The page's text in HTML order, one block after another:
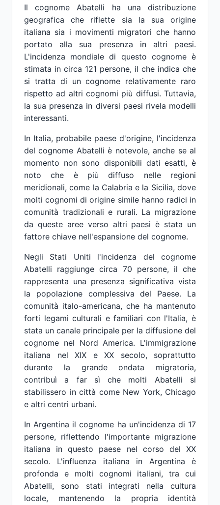
Il cognome Abatelli ha una distribuzione
geografica che riflette sia la sua origine
italiana sia i movimenti migratori che hanno
portato alla sua presenza in altri paesi.
L'incidenza mondiale di questo cognome è
stimata in circa 121 persone, il che indica che
si tratta di un cognome relativamente raro
rispetto ad altri cognomi più diffusi. Tuttavia,
la sua presenza in diversi paesi rivela modelli
interessanti.
In Italia, probabile paese d'origine, l'incidenza
del cognome Abatelli è notevole, anche se al
momento non sono disponibili dati esatti, è
noto che è più diffuso nelle regioni
meridionali, come la Calabria e la Sicilia, dove
molti cognomi di origine simile hanno radici in
comunità tradizionali e rurali. La migrazione
da queste aree verso altri paesi è stata un
fattore chiave nell'espansione del cognome.
Negli Stati Uniti l'incidenza del cognome
Abatelli raggiunge circa 70 persone, il che
rappresenta una presenza significativa vista
la popolazione complessiva del Paese. La
comunità italo-americana, che ha mantenuto
forti legami culturali e familiari con l'Italia, è
stata un canale principale per la diffusione del
cognome nel Nord America. L'immigrazione
italiana nel XIX e XX secolo, soprattutto
durante la grande ondata migratoria,
contribuì a far sì che molti Abatelli si
stabilissero in città come New York, Chicago
e altri centri urbani.
In Argentina il cognome ha un'incidenza di 17
persone, riflettendo l'importante migrazione
italiana in questo paese nel corso del XX
secolo. L'influenza italiana in Argentina è
profonda e molti cognomi italiani, tra cui
Abatelli, sono stati integrati nella cultura
locale, mantenendo la propria identità